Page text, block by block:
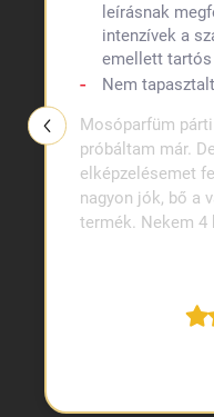
leírásnak
intenzívek a
emellett tartós
Nem
Mosóparfüm
próbáltam már.
elképzelésemet
nagyon jók, bő a
termék. Nekem 4